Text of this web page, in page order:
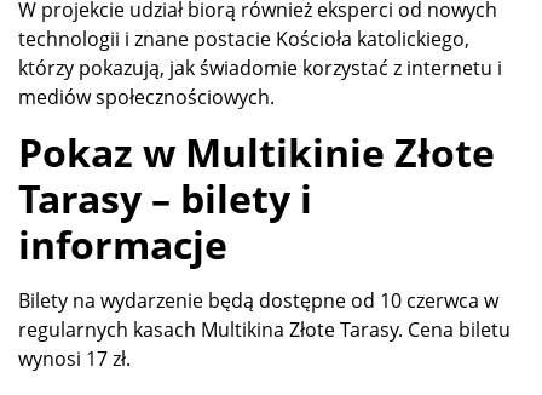
W projekcie udział biorą również eksperci od nowych
technologii i znane postacie Kościoła katolickiego,
którzy pokazują, jak świadomie korzystać z internetu i
mediów społecznościowych.
Pokaz w Multikinie Złote
Tarasy – bilety i
informacje
Bilety na wydarzenie będą dostępne od 10 czerwca w
regularnych kasach Multikina Złote Tarasy. Cena biletu
wynosi 17 zł.